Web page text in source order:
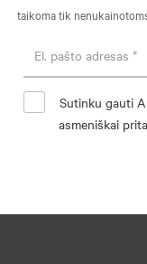
taikoma tik
Sutinku gauti
asmeniškai